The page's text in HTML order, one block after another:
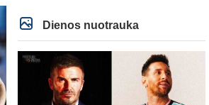
abejomis kojomis, mokantis visokiausių ’fintų’,
stiprus fiziškai, kurio nepastumsi kaip Golubicko,
t. y. gerai išsilaikantis ant kojų kovoje, dar ir
antrame aukšte neblogai atrodantis, greitai
priimantis dažniausiai teisingus sprendimus, ir
dar turintis neblogą greitį. O Lietuvoje net tokie
talentai ’uždera’ gal kartą per dešimtmetį ar du.
Bet iš 1-2 aukštesnio lygio žaidėjų rimtos
rinktinės nesulipdysi...
Dienos nuotrauka